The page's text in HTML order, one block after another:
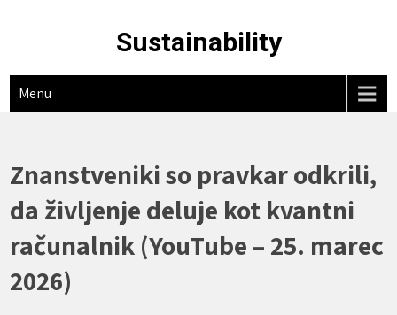
Sustainability
Menu
Znanstveniki so pravkar odkrili,
da življenje deluje kot kvantni
računalnik (YouTube – 25. marec
2026)